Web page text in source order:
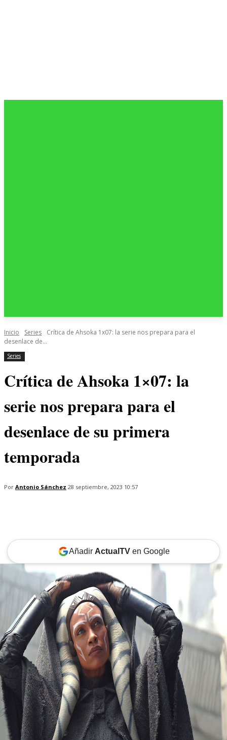
Inicio Series
Crítica de Ahsoka 1x07: la serie nos prepara para el
desenlace de...
Series
Crítica de Ahsoka 1×07: la
serie nos prepara para el
desenlace de su primera
temporada
Por Antonio Sánchez 28 septiembre, 2023 10:57
Añadir ActualTVen Google